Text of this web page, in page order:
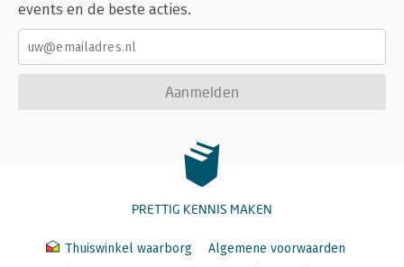
events en de beste acties.
Aanmelden
PRETTIG KENNIS MAKEN
Thuiswinkel waarborg
Algemene voorwaarden